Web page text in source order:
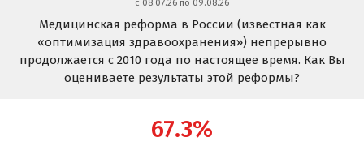
c 08.07.26 по 09.08.26
Медицинская реформа в России (известная как
«оптимизация здравоохранения») непрерывно
продолжается с 2010 года по настоящее время. Как Вы
оцениваете результаты этой реформы?
67.3%